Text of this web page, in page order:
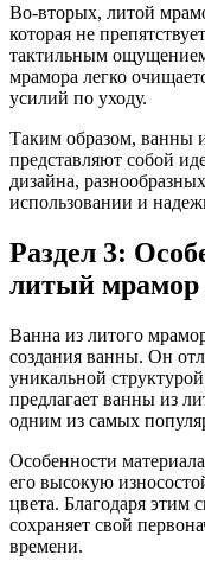
Во-вторых, литой
которая не
тактильным
мрамора легко
усилий по уходу.
Таким образом, ванны
представляют собой
дизайна,
использовании и
Раздел 3:
литый мрамор
Ванна из литого
создания ванны. Он
уникальной
предлагает ванны из
одним из самых
Особенности
его высокую
цвета. Благодаря этим
сохраняет свой
времени.